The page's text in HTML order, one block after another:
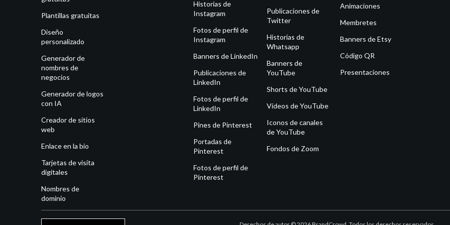
Plantillas gratuitas
Diseño
personalizado
Generador de
nombres de
negocios
Generador de logos
con IA
Creador de sitios
web
Enlace en la bio
Tarjetas de visita
digitales
Nombres de
dominio
Historias de
Instagram
Fotos de perfil de
Instagram
Banners de LinkedIn
Publicaciones de
LinkedIn
Fotos de perfil de
LinkedIn
Pines de Pinterest
Portadas de
Pinterest
Fotos de perfil de
Pinterest
Publicaciones de
Twitter
Historias de
Whatsapp
Banners de
YouTube
Shorts de YouTube
Vídeos de YouTube
Iconos de canales
de YouTube
Fondos de Zoom
Animaciones
Membretes
Banners de Etsy
Código QR
Presentaciones